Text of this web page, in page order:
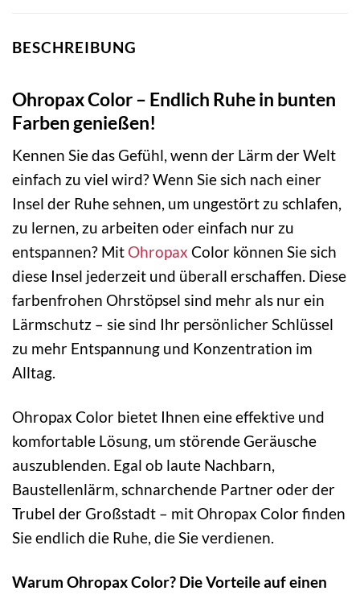
BESCHREIBUNG
Ohropax Color – Endlich Ruhe in bunten
Farben genießen!
Kennen Sie das Gefühl, wenn der Lärm der Welt
einfach zu viel wird? Wenn Sie sich nach einer
Insel der Ruhe sehnen, um ungestört zu schlafen,
zu lernen, zu arbeiten oder einfach nur zu
entspannen? Mit Ohropax Color können Sie sich
diese Insel jederzeit und überall erschaffen. Diese
farbenfrohen Ohrstöpsel sind mehr als nur ein
Lärmschutz – sie sind Ihr persönlicher Schlüssel
zu mehr Entspannung und Konzentration im
Alltag.
Ohropax Color bietet Ihnen eine effektive und
komfortable Lösung, um störende Geräusche
auszublenden. Egal ob laute Nachbarn,
Baustellenlärm, schnarchende Partner oder der
Trubel der Großstadt – mit Ohropax Color finden
Sie endlich die Ruhe, die Sie verdienen.
Warum Ohropax Color? Die Vorteile auf einen